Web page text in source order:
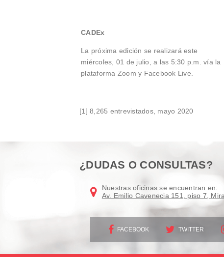
CADEx
La próxima edición se realizará este
miércoles, 01 de julio, a las 5:30 p.m. vía la
plataforma Zoom y Facebook Live.
[1] 8,265 entrevistados, mayo 2020
¿DUDAS O CONSULTAS?
Nuestras oficinas se encuentran en:
Av. Emilio Cavenecia 151, piso 7,
FACEBOOK TWITTER